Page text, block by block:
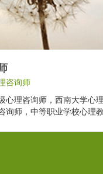
咨询师
心理咨询师，西南大学心
询师，中等职业学校心理